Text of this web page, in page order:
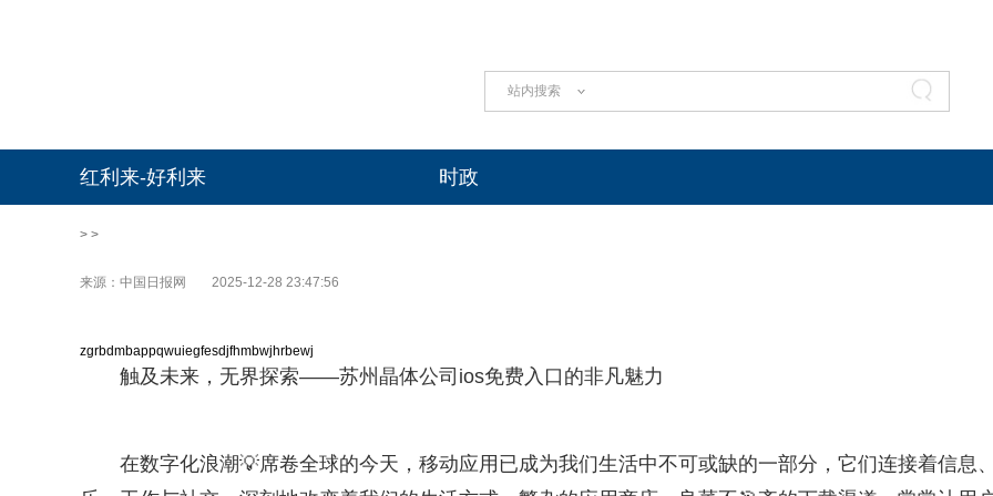
站内搜索
红利来-好利来 时政
> >
来源：中国日报网 2025-12-28 23:47:56
zgrbdmbappqwuiegfesdjfhmbwjhrbewj
触及未来，无界探索——苏州晶体公司ios免费入口的非凡魅力
在数字化浪潮💡席卷全球的今天，移动应用已成为我们生活中不可或缺的一部分，它们连接着信息